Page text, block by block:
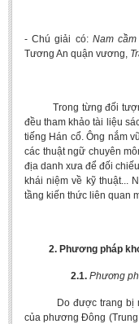
80 Years of New Poetry
Alumni Association
Scholarship Fund
STUDENT ACTIVITIES
Literature Club
- Chú giải có: Nam
Tương An quận vương,
Trong từng đối tượng
đều tham khảo tài liệu
tiếng Hán cổ. Ông nắm
các thuật ngữ chuyên
địa danh xưa để đối
khái niệm về kỹ thuật...
tầng kiến thức liên quan
2. Phương pháp
2.1. Phương
Do được trang bị
của phương Đông